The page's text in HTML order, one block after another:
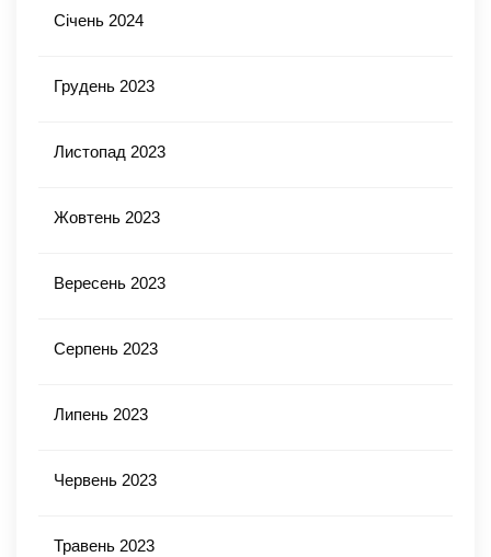
Січень 2024
Грудень 2023
Листопад 2023
Жовтень 2023
Вересень 2023
Серпень 2023
Липень 2023
Червень 2023
Травень 2023